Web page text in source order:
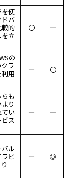
を使
ドバ
較的
立
〇 ―
の
ラ
用
― 〇
も
り
い
ス
― ―
ル
ビ
― ◎